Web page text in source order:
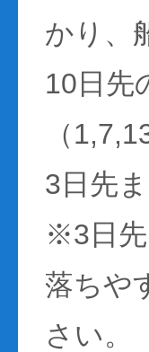
かり、
10日先
（
3日先
※3日先
落ちや
さい。